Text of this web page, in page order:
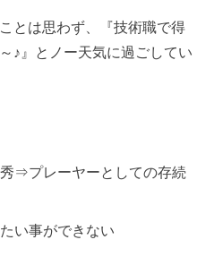
とは思わず、『技術職で得
♪』とノー天気に過ごしてい
⇒プレーヤーとしての存続
い事ができない